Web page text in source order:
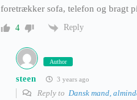
foretrækker sofa, telefon og bragt
4 Reply
Author
steen 3 years ago
Reply to Dansk mand,